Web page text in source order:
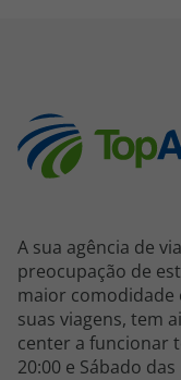
A sua agência de
preocupação de
maior comodidade
suas viagens, tem
center a funcionar
20:00 e Sábado das